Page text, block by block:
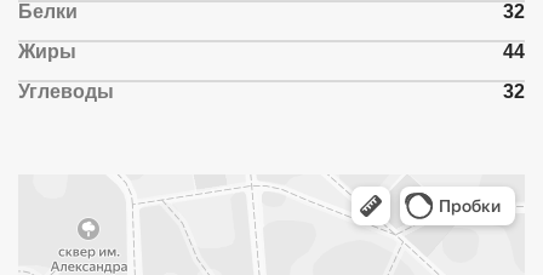
Белки
32
Жиры
44
Углеводы
32